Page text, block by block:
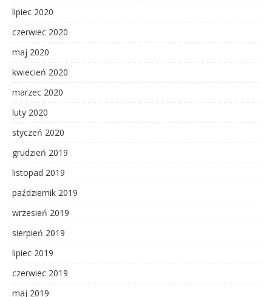
lipiec 2020
czerwiec 2020
maj 2020
kwiecień 2020
marzec 2020
luty 2020
styczeń 2020
grudzień 2019
listopad 2019
październik 2019
wrzesień 2019
sierpień 2019
lipiec 2019
czerwiec 2019
maj 2019